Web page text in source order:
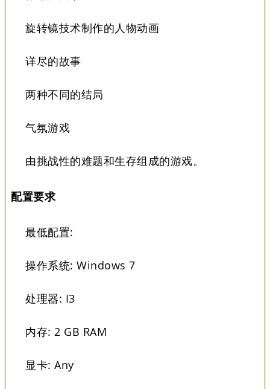
旋转镜技术制作的人物动画
详尽的故事
两种不同的结局
气氛游戏
由挑战性的难题和生存组成的游戏。
配置要求
最低配置:
操作系统: Windows 7
处理器: I3
内存: 2 GB RAM
显卡: Any